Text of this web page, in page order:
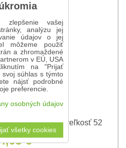
II - Anna a Elsa - veľkosť 52
€
zlepšenie vašej
analýzu jej
údajov o jej
môžeme použiť
a zhromaždené
v EÚ, USA
na "Prijať
svoj súhlas s týmto
nájsť podrobné
preferencie.
osobných údajov
všetky cookies